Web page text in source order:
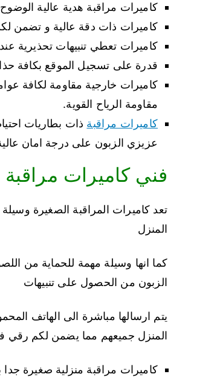
كاميرات مراقبة هدية عالية
كاميرات ذات دقة عالية و تضمن
كاميرات تعطي تنبيهات تحذيرية
قدرة على تسجيل الموقع بكافة
كاميرات خارجية مقاومة لكافة
مقاومة الرياح القوية.
كاميرات مراقبة ذات بطاريات
عزيزي الزبون على درجة امان
فني كاميرات
تعد كاميرات المراقبة الصغيرة
المنزل
كما انها وسيلة مهمة للحماية من
الزبون من الحصول على تنبيهات
يتم ارسالها مباشرة الى الهاتف
المنزل جميعهم مما يضمن لكم رقي
كاميرات مراقبة منزلية صغيرة